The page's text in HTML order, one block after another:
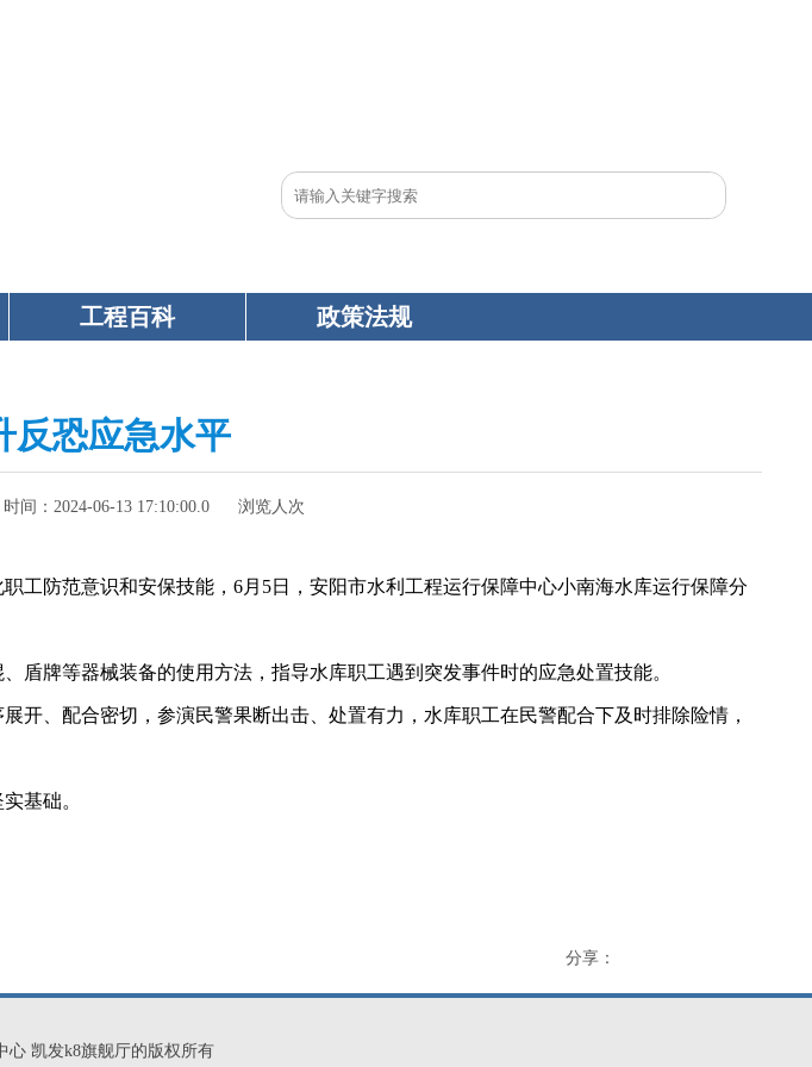
工程百科 政策法规
反恐应急水平
间： 2024-06-13 17:10:00.0 浏览人次
防范意识和安保技能，6月5日，安阳市水利工程运行保障中心小南海水库运行保障分
牌等器械装备的使用方法，指导水库职工遇到突发事件时的应急处置技能。
配合密切，参演民警果断出击、处置有力，水库职工在民警配合下及时排除险情，
基础。
分享：
心 凯发k8旗舰厅的版权所有